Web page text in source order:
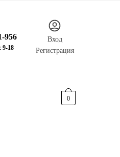
956
9-18
Вход
Регистрация
0